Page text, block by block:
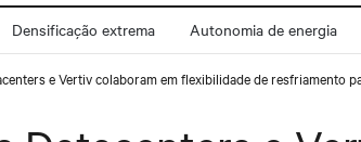
Densificação extrema Autonomia de energia
e Vertiv colaboram em flexibilidade de resfriamento